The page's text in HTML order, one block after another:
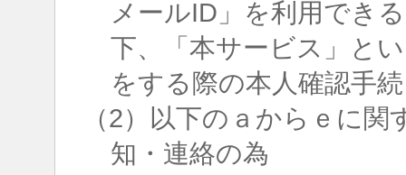
メールID」を利用でき
下、「本サービス」と
をする際の本人確認手
（2）以下のａからｅに
知・連絡の為